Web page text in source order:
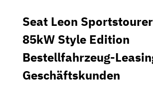
Seat Leon
85kW Style Edition
Bestellfahrzeug-
Geschäftskunden